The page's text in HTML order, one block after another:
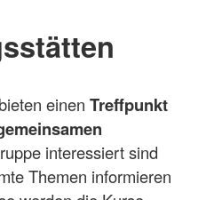
bieten einen Treffpunkt
interessiert sind
Themen informieren